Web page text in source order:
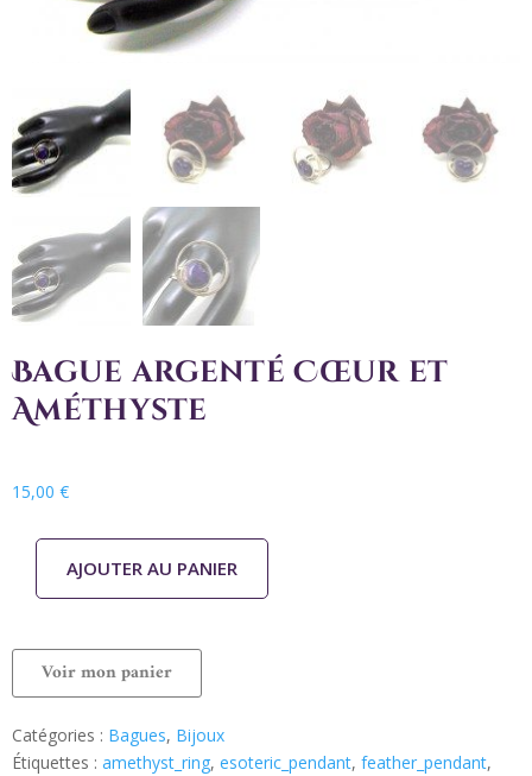
Bague argenté Cœur et
Améthyste
15,00 €
AJOUTER AU PANIER
Voir mon panier
Catégories : Bagues, Bijoux
Étiquettes : amethyst_ring, esoteric_pendant, feather_pendant,